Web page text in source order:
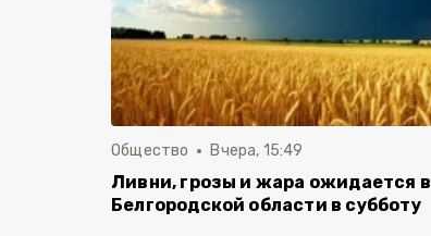
Общество Вчера, 15:49
Ливни, грозы и жара ожидается в
Белгородской области в субботу